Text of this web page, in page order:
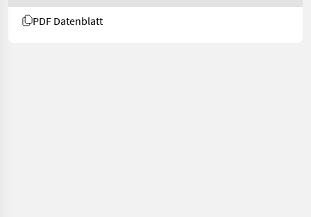
PDF Datenblatt